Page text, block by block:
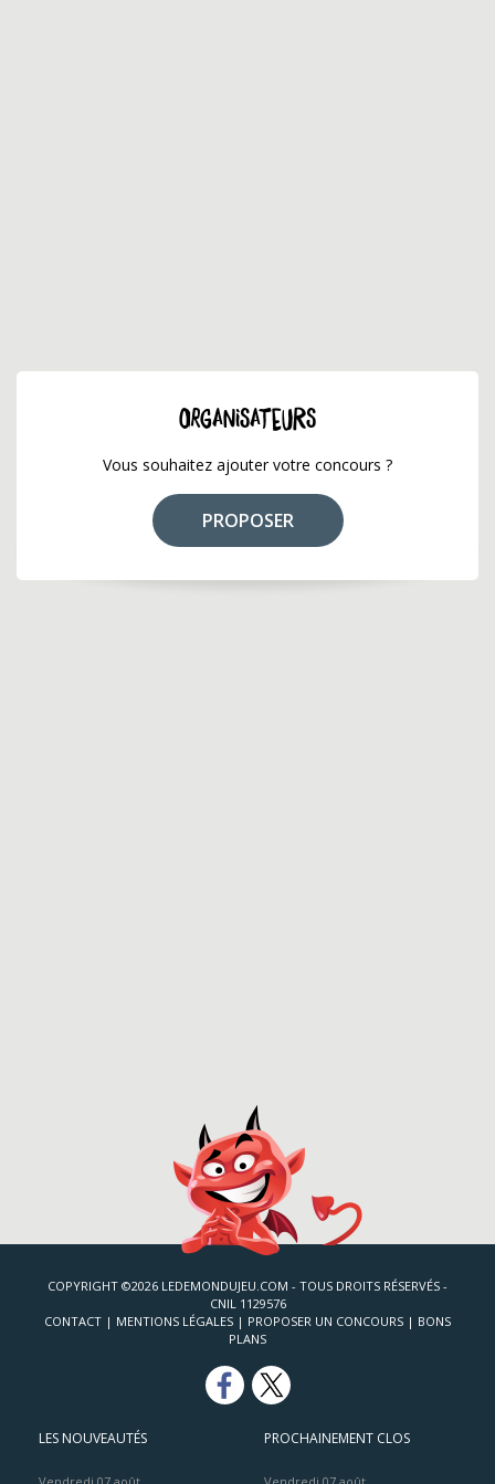
ORGANISATEURS
Vous souhaitez ajouter votre concours ?
PROPOSER
COPYRIGHT ©2026 LEDEMONDUJEU.COM - TOUS DROITS RÉSERVÉS -
CNIL 1129576
CONTACT | MENTIONS LÉGALES | PROPOSER UN CONCOURS | BONS
PLANS
LES NOUVEAUTÉS PROCHAINEMENT CLOS